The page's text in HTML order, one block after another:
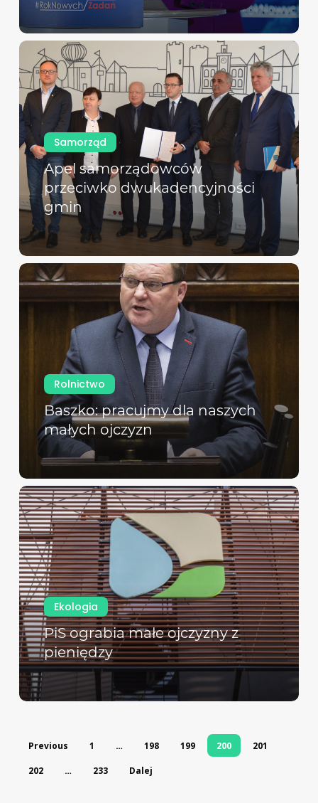
Samorząd
Apel samorządowców
przeciwko dwukadencyjności
gmin
Rolnictwo
Baszko: pracujmy dla naszych
małych ojczyzn
Ekologia
PiS ograbia małe ojczyzny z
pieniędzy
Previous 1 … 198 199 200 201
202 … 233 Dalej